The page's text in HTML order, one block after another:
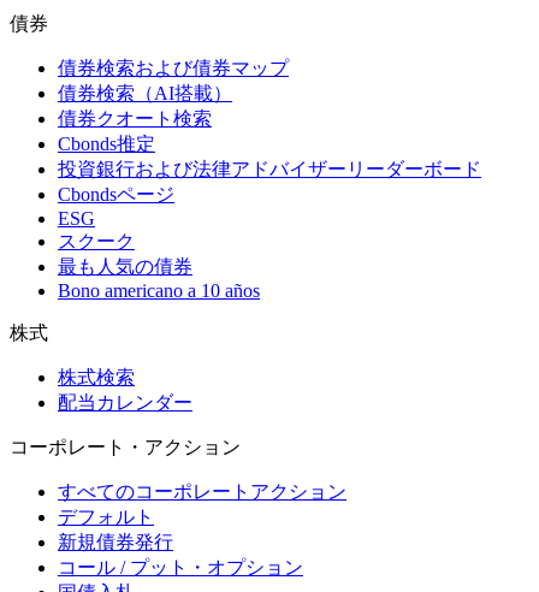
債券
債券検索および債券マップ
債券検索（AI搭載）
債券クオート検索
Cbonds推定
投資銀行および法律アドバイザーリーダーボード
Cbondsページ
ESG
スクーク
最も人気の債券
Bono americano a 10 años
株式
株式検索
配当カレンダー
コーポレート・アクション
すべてのコーポレートアクション
デフォルト
新規債券発行
コール / プット・オプション